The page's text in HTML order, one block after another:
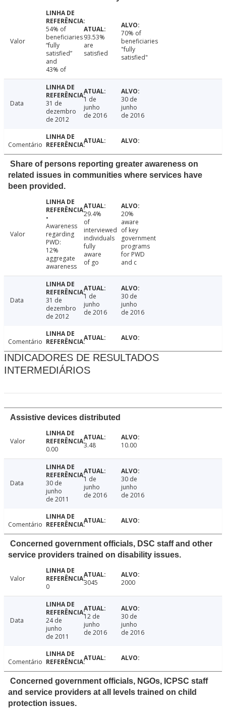
Valor
54% of
beneficiaries
“fully
satisfied”
and
43% of
93.53%
are
satisfied
70% of
beneficiaries
"fully
satisfied"
Data
31 de
dezembro
de 2012
1 de
junho
de 2016
30 de
junho
de 2016
Comentário
Share of persons reporting greater awareness on
related issues in communities where services have
been provided.
Valor
•
Awareness
regarding
PWD:
12%
aggregate
awareness
29.4%
of
interviewed
individuals
fully
aware
of go
20%
aware
of key
government
programs
for PWD
and c
Data
31 de
dezembro
de 2012
1 de
junho
de 2016
30 de
junho
de 2016
Comentário
INDICADORES DE RESULTADOS
INTERMEDIÁRIOS
Assistive devices distributed
Valor
0.00
3.48 10.00
Data
30 de
junho
de 2011
1 de
junho
de 2016
30 de
junho
de 2016
Comentário
Concerned government officials, DSC staff and other
service providers trained on disability issues.
Valor
0
3045 2000
Data
24 de
junho
de 2011
12 de
junho
de 2016
30 de
junho
de 2016
Comentário
Concerned government officials, NGOs, ICPSC staff
and service providers at all levels trained on child
protection issues.